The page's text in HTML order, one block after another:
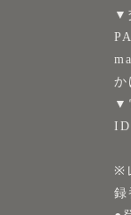
▼
か
▼
ID
※
録